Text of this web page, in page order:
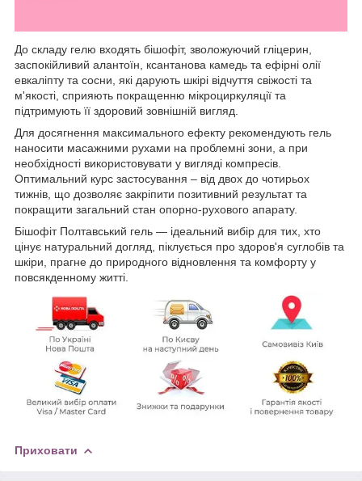
До складу гелю входять бішофіт, зволожуючий гліцерин,
заспокійливий алантоїн, ксантанова камедь та ефірні олії
евкаліпту та сосни, які дарують шкірі відчуття свіжості та
м'якості, сприяють покращенню мікроциркуляції та
підтримують її здоровий зовнішній вигляд.
Для досягнення максимального ефекту рекомендують гель
наносити масажними рухами на проблемні зони, а при
необхідності використовувати у вигляді компресів.
Оптимальний курс застосування – від двох до чотирьох
тижнів, що дозволяє закріпити позитивний результат та
покращити загальний стан опорно-рухового апарату.
Бішофіт Полтавський гель — ідеальний вибір для тих, хто
цінує натуральний догляд, піклується про здоров'я суглобів та
шкіри, прагне до природного відновлення та комфорту у
повсякденному житті.
Приховати